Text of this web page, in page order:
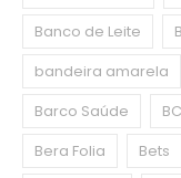
Banco de Leite
bandeira amarela
Barco Saúde
Bera Folia
Bets